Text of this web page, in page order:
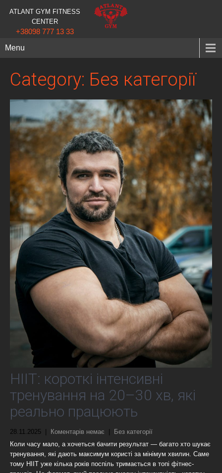
ATLANT GYM FITNESS
CENTER
+38098 777 13 33
Menu
Category: Без категорії
HIIT: короткі інтенсивні
тренування на 20–30 хв, які
реально працюють
28.11.2025 Коментарів немає
Без категорії
Коли часу мало, а хочеться бачити результат — багато хто шукає
тренування, які дають максимум користі за мінімум хвилин. Саме
тому HIIT уже кілька років поспіль тримається в топі фітнес-